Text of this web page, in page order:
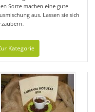
Sorte machen eine gute
aus. Lassen sie sich
Kategorie
Widerruf bestätigen